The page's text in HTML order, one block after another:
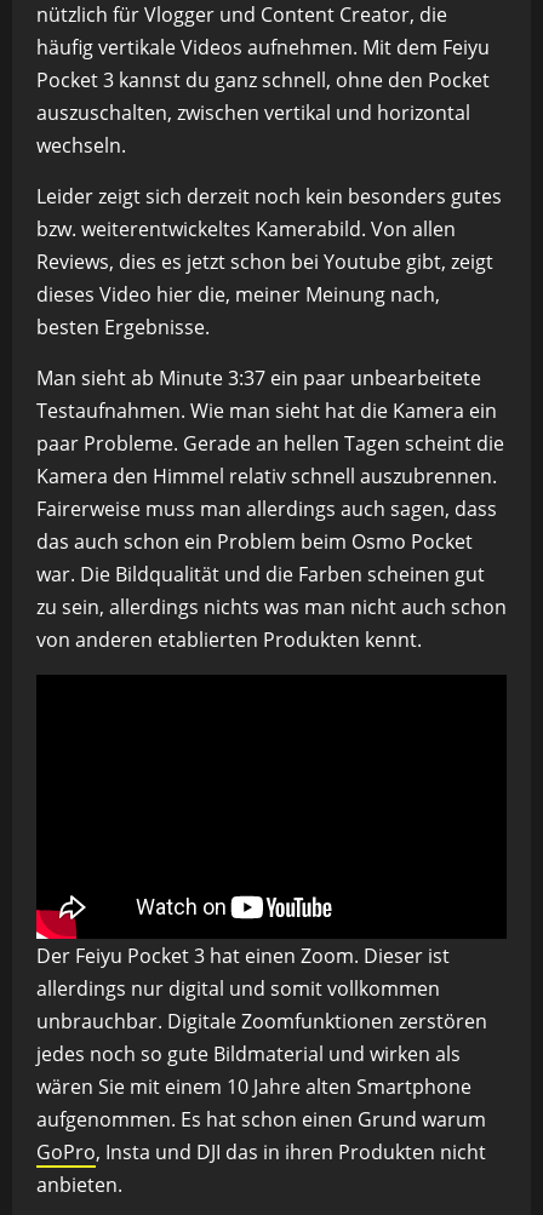
nützlich für Vlogger und Content Creator, die
häufig vertikale Videos aufnehmen. Mit dem Feiyu
Pocket 3 kannst du ganz schnell, ohne den Pocket
auszuschalten, zwischen vertikal und horizontal
wechseln.
Leider zeigt sich derzeit noch kein besonders gutes
bzw. weiterentwickeltes Kamerabild. Von allen
Reviews, dies es jetzt schon bei Youtube gibt, zeigt
dieses Video hier die, meiner Meinung nach,
besten Ergebnisse.
Man sieht ab Minute 3:37 ein paar unbearbeitete
Testaufnahmen. Wie man sieht hat die Kamera ein
paar Probleme. Gerade an hellen Tagen scheint die
Kamera den Himmel relativ schnell auszubrennen.
Fairerweise muss man allerdings auch sagen, dass
das auch schon ein Problem beim Osmo Pocket
war. Die Bildqualität und die Farben scheinen gut
zu sein, allerdings nichts was man nicht auch schon
von anderen etablierten Produkten kennt.
Der Feiyu Pocket 3 hat einen Zoom. Dieser ist
allerdings nur digital und somit vollkommen
unbrauchbar. Digitale Zoomfunktionen zerstören
jedes noch so gute Bildmaterial und wirken als
wären Sie mit einem 10 Jahre alten Smartphone
aufgenommen. Es hat schon einen Grund warum
GoPro, Insta und DJI das in ihren Produkten nicht
anbieten.